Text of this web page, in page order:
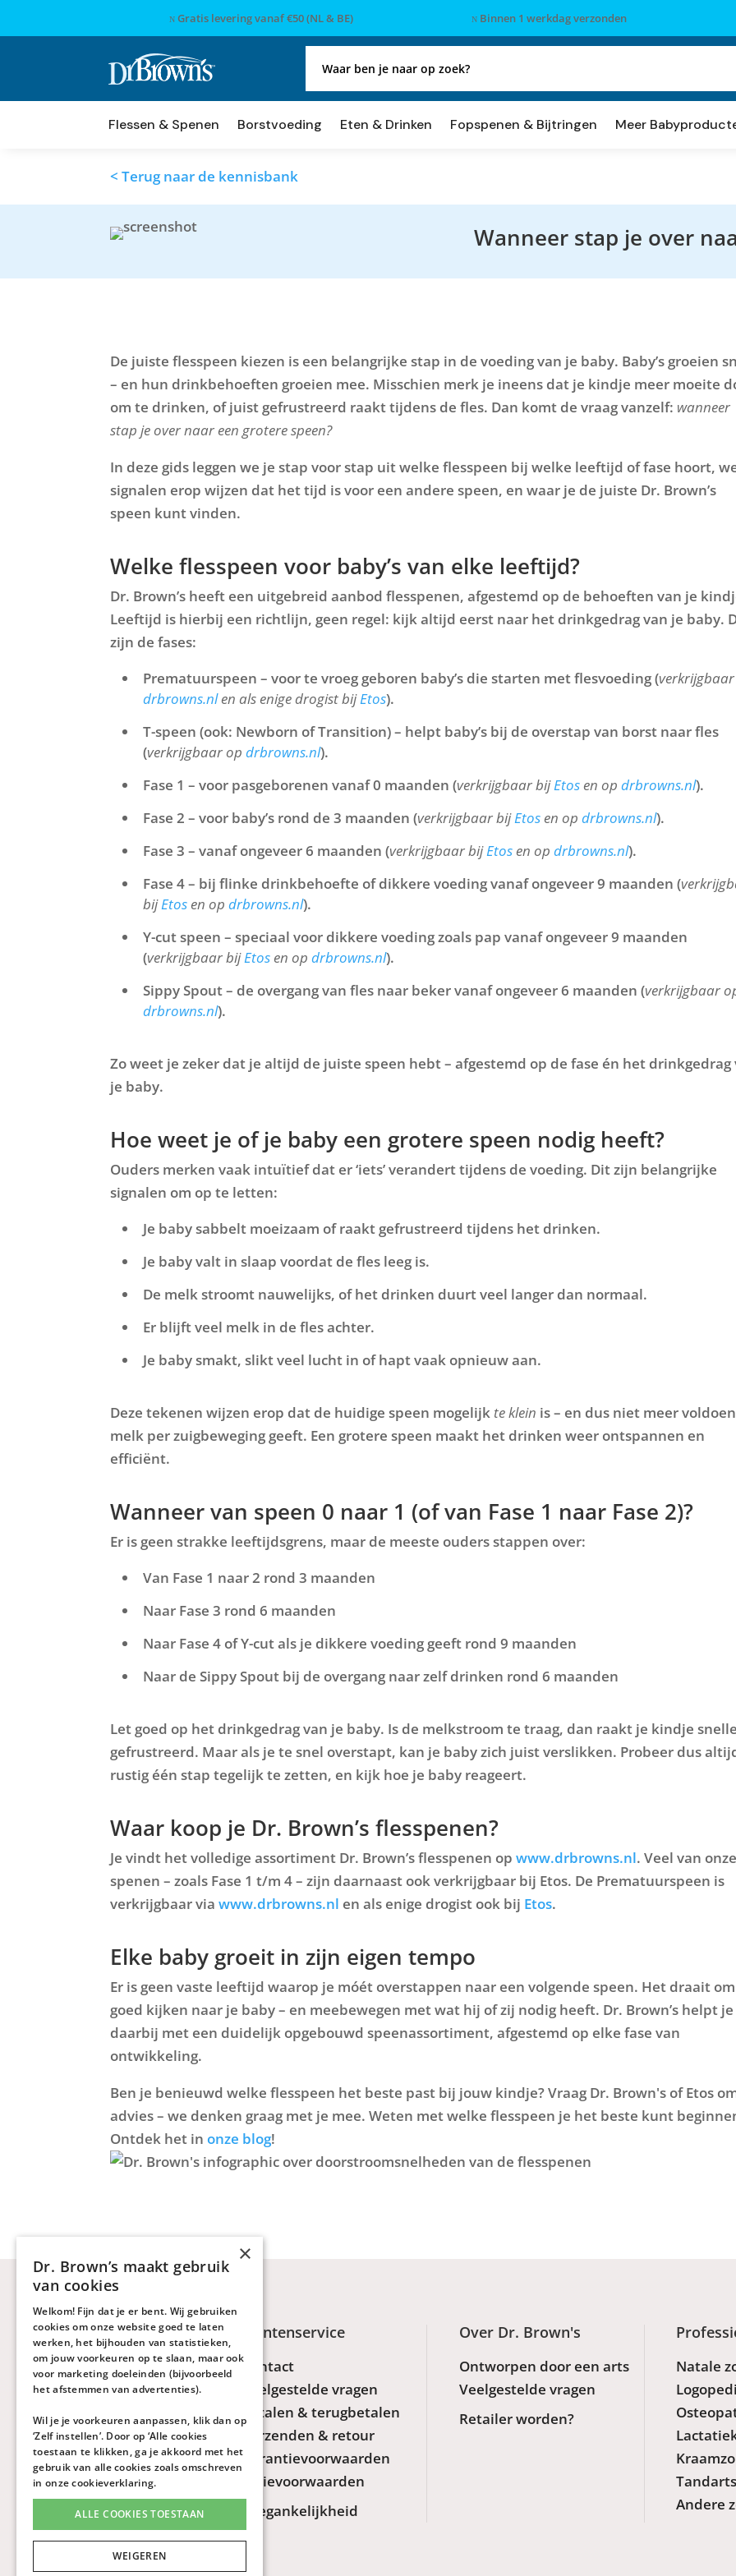
N Gratis levering vanaf €50 (NL & BE) N Binnen 1 werkdag verzonden
Flessen & Spenen
Werken de flessen van Dr. Brown’s echt?
Wat is het verschil tussen een standaardfles en een brede halsfles?
Borstvoeding
Kan ik borstvoeding en flesvoeding combineren?
Hoe kies ik een fles die past bij mijn baby met borstvoeding?
Eten & Drinken
Hoe stap ik veilig over van fles naar drinkbeker?
Wat is het verschil tussen een 360° beker, tuitbeker en rietjesbeker?
Fopspenen & Bijtringen
Welke fopspeenmaat past bij de leeftijd van mijn baby?
Wanneer is het verstandig om een fopspeen te vervangen?
Meer
Hoe combineer ik mondverzorging met een fopspeen of fles?
Vanaf wanneer begin ik met het poetsen van de tanden van mijn baby?
< Terug naar de kennisbank
Wanneer stap je over
De juiste flesspeen kiezen is een belangrijke stap in de voeding van je baby. Baby’s groeien
– en hun drinkbehoeften groeien mee. Misschien merk je ineens dat je kindje meer moeite
om te drinken, of juist gefrustreerd raakt tijdens de fles. Dan komt de vraag vanzelf: wanneer
stap je over naar een grotere speen?
In deze gids leggen we je stap voor stap uit welke flesspeen bij welke leeftijd of fase hoort,
signalen erop wijzen dat het tijd is voor een andere speen, en waar je de juiste Dr. Brown’s
speen kunt vinden.
Welke flesspeen voor baby’s van elke leeftijd?
Dr. Brown’s heeft een uitgebreid aanbod flesspenen, afgestemd op de behoeften van je
Leeftijd is hierbij een richtlijn, geen regel: kijk altijd eerst naar het drinkgedrag van je baby.
zijn de fases:
Prematuurspeen – voor te vroeg geboren baby’s die starten met flesvoeding (
drbrowns.nlen als enige drogist bijEtos).
T-speen (ook: Newborn of Transition) – helpt baby’s bij de overstap van borst naar fles
(verkrijgbaar op drbrowns.nl).
Fase 1 – voor pasgeborenen vanaf 0 maanden (verkrijgbaar bijEtosen op drbrowns.nl).
Fase 2 – voor baby’s rond de 3 maanden (verkrijgbaar bijEtosen op drbrowns.nl).
Fase 3 – vanaf ongeveer 6 maanden (verkrijgbaar bijEtosen op drbrowns.nl).
Fase 4– bij flinke drinkbehoefte of dikkere voeding vanaf ongeveer 9 maanden (
bijEtosen op drbrowns.nl).
Y-cut speen – speciaal voor dikkere voeding zoals pap vanaf ongeveer 9 maanden
(verkrijgbaar bijEtosen op drbrowns.nl).
Sippy Spout– de overgang van fles naar beker vanaf ongeveer 6 maanden (verkrijgbaar
drbrowns.nl).
Zo weet je zeker dat je altijd de juiste speen hebt – afgestemd op de fase én het drinkgedrag
je baby.
Hoe weet je of je baby een grotere speen nodig heeft?
Ouders merken vaak intuïtief dat er ‘iets’ verandert tijdens de voeding. Dit zijn belangrijke
signalen om op te letten:
Je baby sabbelt moeizaam of raakt gefrustreerd tijdens het drinken.
Je baby valt in slaap voordat de fles leeg is.
De melk stroomt nauwelijks, of het drinken duurt veel langer dan normaal.
Er blijft veel melk in de fles achter.
Je baby smakt, slikt veel lucht in of hapt vaak opnieuw aan.
Deze tekenen wijzen erop dat de huidige speen mogelijk te klein is – en dus niet meer
melk per zuigbeweging geeft. Een grotere speen maakt het drinken weer ontspannen en
efficiënt.
Wanneer van speen 0 naar 1 (of van Fase 1 naar Fase 2)?
Er is geen strakke leeftijdsgrens, maar de meeste ouders stappen over:
Van Fase 1 naar 2 rond 3 maanden
Naar Fase 3 rond 6 maanden
Naar Fase 4ofY-cutals je dikkere voeding geeft rond 9 maanden
Naar de Sippy Spoutbij de overgang naar zelf drinken rond 6 maanden
Let goed op het drinkgedrag van je baby. Is de melkstroom te traag, dan raakt je kindje
gefrustreerd. Maar als je te snel overstapt, kan je baby zich juist verslikken. Probeer dus
rustig één stap tegelijk te zetten, en kijk hoe je baby reageert.
Waar koop je Dr. Brown’s flesspenen?
Je vindt het volledige assortiment Dr. Brown’s flesspenen opwww.drbrowns.nl. Veel van
spenen – zoals Fase 1 t/m 4– zijn daarnaast ook verkrijgbaar bij Etos. De Prematuurspeen is
verkrijgbaar viawww.drbrowns.nl en als enige drogist ook bij Etos.
Elke baby groeit in zijn eigen tempo
Er is geen vaste leeftijd waarop je móét overstappen naar een volgende speen. Het draait om
goed kijken naar je baby – en meebewegen met wat hij of zij nodig heeft. Dr. Brown’s helpt je
daarbij met een duidelijk opgebouwd speenassortiment, afgestemd op elke fase van
ontwikkeling.
Ben je benieuwd welke flesspeen het beste past bij jouw kindje? Vraag Dr. Brown's of Etos
advies – we denken graag met je mee. Weten met welke flesspeen je het beste kunt
Ontdek het inonze blog!
Keuzehulp & Advies
Keuzehulp flessen
Keuzehulp drinkbekers
Fles- en borstvoeding
combineren
Reflux, scheten en buikpijn
Handleidingen
Veelgestelde vragen
Klantenservice
Contact
Veelgestelde vragen
Betalen & terugbetalen
Verzenden & retour
Garantievoorwaarden
Actievoorwaarden
Toegankelijkheid
Over Dr. Brown's
Ontworpen door een arts
Veelgestelde vragen
Retailer worden?
Natale
Andere
×
Dr. Brown’s maakt gebruik
van cookies
Welkom! Fijn dat je er bent. Wij gebruiken
cookies om onze website goed te laten
werken, het bijhouden van statistieken,
om jouw voorkeuren op te slaan, maar ook
voor marketing doeleinden (bijvoorbeeld
het afstemmen van advertenties).
Wil je je voorkeuren aanpassen, klik dan op
‘Zelf instellen’. Door op ‘Alle cookies
toestaan te klikken, ga je akkoord met het
gebruik van alle cookies zoals omschreven
in onzecookieverklaring.
ALLE COOKIES TOESTAAN
WEIGEREN